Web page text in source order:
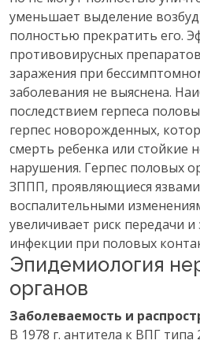
уменьшает выделение
полностью прекратить его.
противовирусных
заражения при
заболевания не выяснена.
последствием герпеса
герпес новорожденных,
смерть ребенка или стойкие
нарушения. Герпес половых
ЗППП, проявляющиеся
воспалительными
увеличивает риск передачи
инфекции при половых
Эпидемиология
органов
Заболеваемость и
В 1978 г. антитела к ВПГ типа